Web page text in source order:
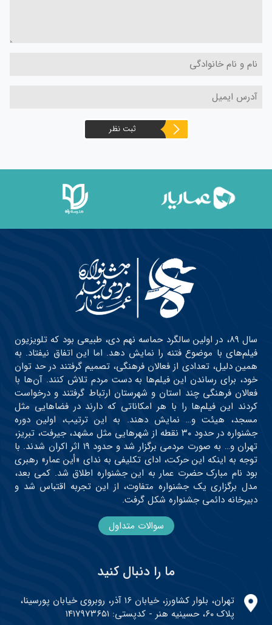
ثبت نظر
سال ۸۹، در اولین سالگرد حماسه نهم دی، طبیعی بود که تلویزیون
فیلم‌های با موضوع فتنه را نمایش دهد. اما این اتفاق نیفتاد. به
همین دلیل، تعدادی از فعالان فرهنگی، تصمیم گرفتند در حد توان
خود، برای رساندن این فیلم‌ها به دست مردم تلاش کنند. آن‌ها با
فعالان فرهنگی چند استان و شهرستان ارتباط گرفتند و درخواست
کردند این فیلم‌ها را با هر امکاناتی که دارند در فضاهایی مثل
مسجد، هیئت و… نمایش دهند. به این ترتیب، اولین دوره
جشنواره در حدود ۳۰ نقطه از شهرهایی مثل مشهد، جیرفت، تبریز،
تهران و… به صورت مردمی برگزار شد و حدود ۱۹ اثر اکران شدند. با
توجه به اینکه این حرکت، ادای تکلیفی به ندای «أین عمار» رهبری
بود نام مبارک حضرت عمار به این جشنواره اطلاق شد. کمی بعد،
مدل برگزاری یک جشنواره متفاوت، از این تجربه اقتباس شد و
دبیرخانه دائمی جشنواره شکل گرفت.
سوالات متداول
ما را دنبال کنید
تهران، بلوار کشاورز، خیابان ۱۶ آذر، روبروی خیابان پورسینا،
پلاک ۶۰، حسینیه هنر - کدپستی: ۱۴۱۷۹۷۳۶۵۱